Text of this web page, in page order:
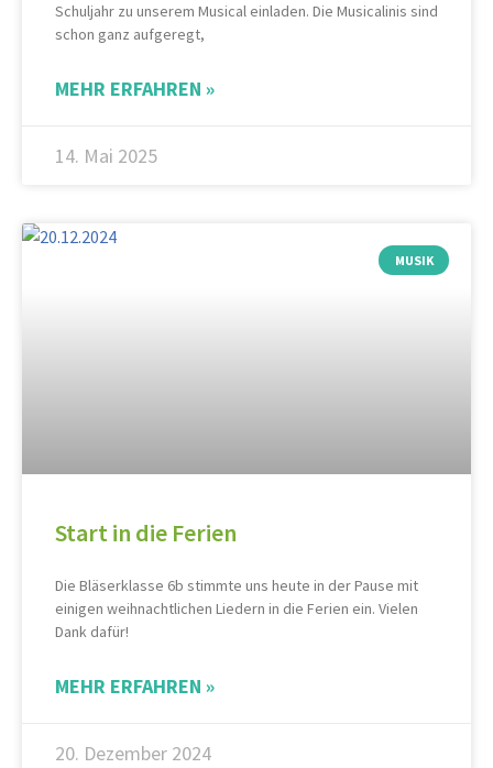
Schuljahr zu unserem Musical einladen. Die Musicalinis sind
schon ganz aufgeregt,
MEHR ERFAHREN »
14. Mai 2025
MUSIK
Start in die Ferien
Die Bläserklasse 6b stimmte uns heute in der Pause mit
einigen weihnachtlichen Liedern in die Ferien ein. Vielen
Dank dafür!
MEHR ERFAHREN »
20. Dezember 2024